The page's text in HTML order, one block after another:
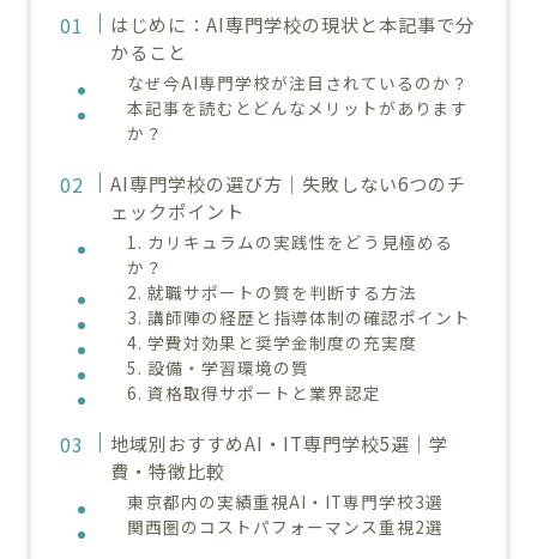
はじめに：AI専門学校の現状と本記事で分
かること
なぜ今AI専門学校が注目されているのか？
本記事を読むとどんなメリットがあります
か？
AI専門学校の選び方｜失敗しない6つのチ
ェックポイント
1. カリキュラムの実践性をどう見極める
か？
2. 就職サポートの質を判断する方法
3. 講師陣の経歴と指導体制の確認ポイント
4. 学費対効果と奨学金制度の充実度
5. 設備・学習環境の質
6. 資格取得サポートと業界認定
地域別おすすめAI・IT専門学校5選｜学
費・特徴比較
東京都内の実績重視AI・IT専門学校3選
関西圏のコストパフォーマンス重視2選